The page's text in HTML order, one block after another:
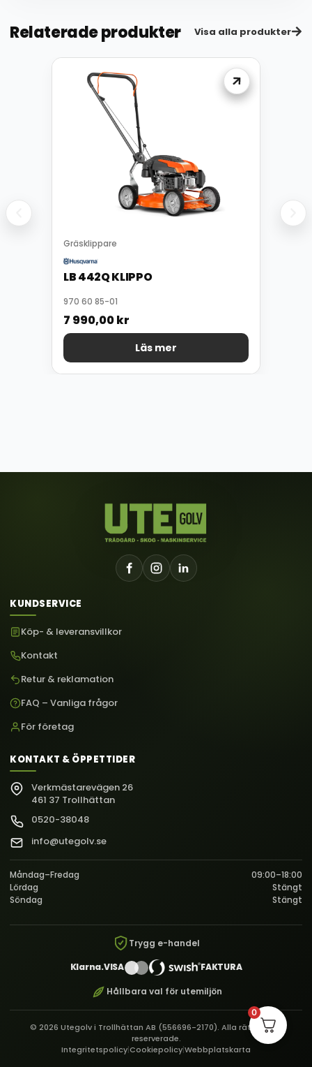
Relaterade produkter Visa alla produkter
Gräsklippare
LB 442Q KLIPPO
970 60 85-01
7 990,00kr
Läs mer
KUNDSERVICE
Köp- & leveransvillkor
Kontakt
Retur & reklamation
FAQ – Vanliga frågor
För företag
KONTAKT & ÖPPETTIDER
Verkmästarevägen 26
461 37 Trollhättan
0520-38048
info@utegolv.se
Måndag–Fredag
09:00–18:00
Lördag
Stängt
Söndag
Stängt
Trygg e-handel
Klarna.VISA FAKTURA
Hållbara val för utemiljön
© 2026 Utegolv i Trollhättan AB (556696-2170). Alla rättigheter
reserverade.
Integritetspolicy|Cookiepolicy|Webbplatskarta
0